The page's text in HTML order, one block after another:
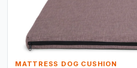
MATTRESS DOG CUSHION